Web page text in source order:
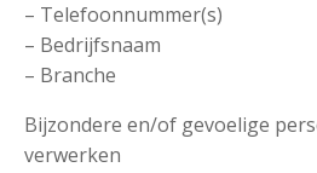
– Telefoonnummer(s)
– Bedrijfsnaam
– Branche
Bijzondere en/of gevoelige
verwerken